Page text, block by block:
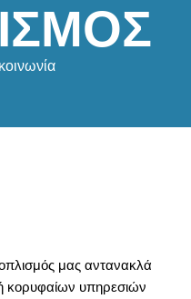
μας αντανακλά
κορυφαίων υπηρεσιών